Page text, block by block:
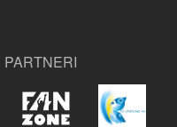
PARTNERI